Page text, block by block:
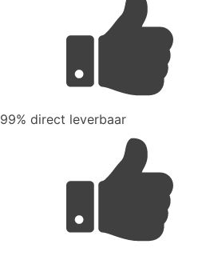
99% direct leverbaar